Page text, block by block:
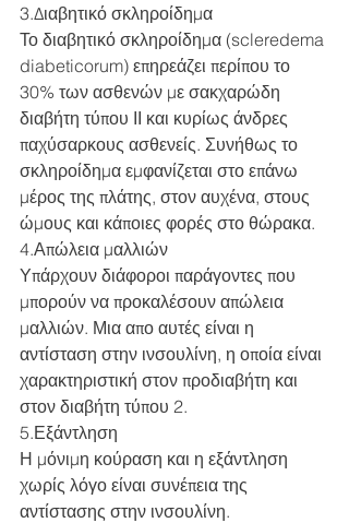
3.Διαβητικό σκληροίδημα
Το διαβητικό σκληροίδημα (scleredema
diabeticorum) επηρεάζει περίπου το
30% των ασθενών με σακχαρώδη
διαβήτη τύπου ΙΙ και κυρίως άνδρες
παχύσαρκους ασθενείς. Συνήθως το
σκληροίδημα εμφανίζεται στο επάνω
μέρος της πλάτης, στον αυχένα, στους
ώμους και κάποιες φορές στο θώρακα.
4.Απώλεια μαλλιών
Υπάρχουν διάφοροι παράγοντες που
μπορούν να προκαλέσουν απώλεια
μαλλιών. Μια απο αυτές είναι η
αντίσταση στην ινσουλίνη, η οποία είναι
χαρακτηριστική στον προδιαβήτη και
στον διαβήτη τύπου 2.
5.Εξάντληση
Η μόνιμη κούραση και η εξάντληση
χωρίς λόγο είναι συνέπεια της
αντίστασης στην ινσουλίνη.